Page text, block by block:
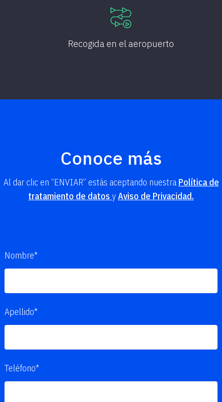
Recogida en el aeropuerto
Conoce más
Al dar clic en “ENVIAR” estás aceptando nuestra Política de
tratamiento de datos yAviso de Privacidad.
Nombre*
Apellido*
Teléfono*